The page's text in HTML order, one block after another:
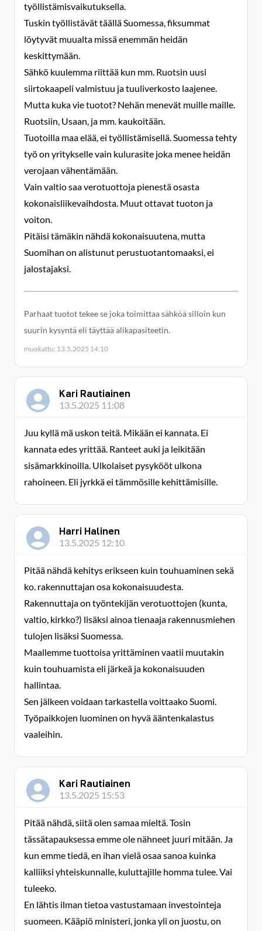
työllistämisvaikutuksella.
Tuskin työllistävät täällä Suomessa, fiksummat
löytyvät muualta missä enemmän heidän
keskittymään.
Sähkö kuulemma riittää kun mm. Ruotsin uusi
siirtokaapeli valmistuu ja tuuliverkosto laajenee.
Mutta kuka vie tuotot? Nehän menevät muille maille.
Ruotsiin, Usaan, ja mm. kaukoitään.
Tuotoilla maa elää, ei työllistämisellä. Suomessa tehty
työ on yritykselle vain kulurasite joka menee heidän
verojaan vähentämään.
Vain valtio saa verotuottoja pienestä osasta
kokonaisliikevaihdosta. Muut ottavat tuoton ja
voiton.
Pitäisi tämäkin nähdä kokonaisuutena, mutta
Suomihan on alistunut perustuotantomaaksi, ei
jalostajaksi.
Parhaat tuotot tekee se joka toimittaa sähköä silloin kun
suurin kysyntä eli täyttää alikapasiteetin.
muokattu: 13.5.2025 14:10
Kari Rautiainen
13.5.2025 11:08
Juu kyllä mä uskon teitä. Mikään ei kannata. Ei
kannata edes yrittää. Ranteet auki ja leikitään
sisämarkkinoilla. Ulkolaiset pysykööt ulkona
rahoineen. Eli jyrkkä ei tämmösille kehittämisille.
Harri Halinen
13.5.2025 12:10
Pitää nähdä kehitys erikseen kuin touhuaminen sekä
ko. rakennuttajan osa kokonaisuudesta.
Rakennuttaja on työntekijän verotuottojen (kunta,
valtio, kirkko?) lisäksi ainoa tienaaja rakennusmiehen
tulojen lisäksi Suomessa.
Maallemme tuottoisa yrittäminen vaatii muutakin
kuin touhuamista eli järkeä ja kokonaisuuden
hallintaa.
Sen jälkeen voidaan tarkastella voittaako Suomi.
Työpaikkojen luominen on hyvä ääntenkalastus
vaaleihin.
Kari Rautiainen
13.5.2025 15:53
Pitää nähdä, siitä olen samaa mieltä. Tosin
tässätapauksessa emme ole nähneet juuri mitään. Ja
kun emme tiedä, en ihan vielä osaa sanoa kuinka
kalliiksi yhteiskunnalle, kuluttajille homma tulee. Vai
tuleeko.
En lähtis ilman tietoa vastustamaan investointeja
suomeen. Kääpiö ministeri, jonka yli on juostu, on